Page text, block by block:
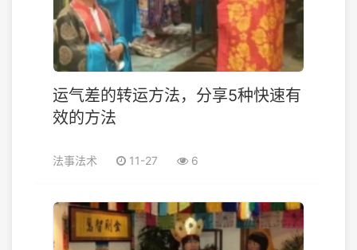
运气差的转运方法，分享5种快速有
效的方法
法事法术 11-27 6